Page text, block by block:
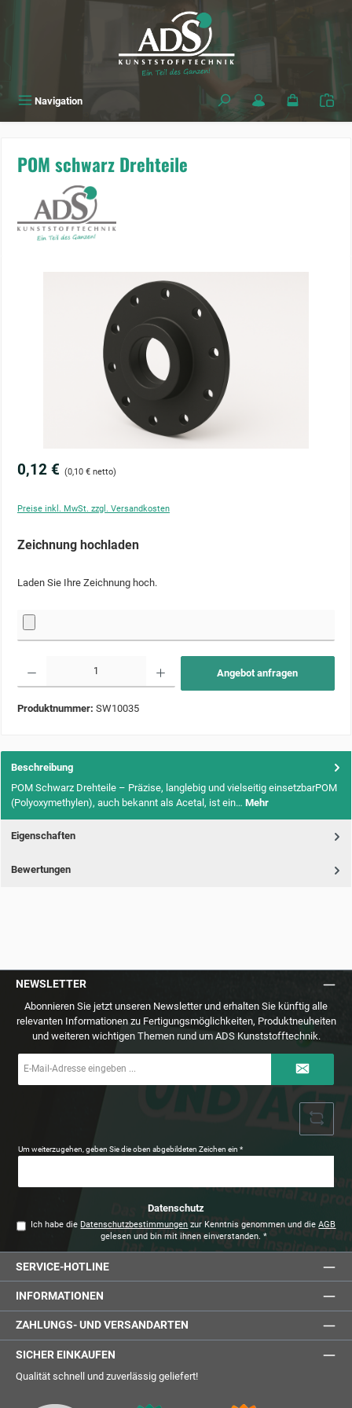
Navigation
POM schwarz Drehteile
0,12 € (0,10 € netto)
Preise inkl. MwSt. zzgl. Versandkosten
Zeichnung hochladen
Laden Sie Ihre Zeichnung hoch.
Angebot anfragen
Produktnummer: SW10035
Beschreibung
POM Schwarz Drehteile – Präzise, langlebig und vielseitig einsetzbarPOM
(Polyoxymethylen), auch bekannt als Acetal, ist ein… Mehr
Eigenschaften
Bewertungen
NEWSLETTER
Abonnieren Sie jetzt unseren Newsletter und erhalten Sie künftig alle
relevanten Informationen zu Fertigungsmöglichkeiten, Produktneuheiten
und weiteren wichtigen Themen rund um ADS Kunststofftechnik.
Mail-
Um weiterzugehen, geben Sie die oben abgebildeten Zeichen ein*
Datenschutz
Ich habe die Datenschutzbestimmungen zur Kenntnis genommen und dieAGB
gelesen und bin mit ihnen einverstanden. *
SERVICE-HOTLINE
INFORMATIONEN
ZAHLUNGS- UND VERSANDARTEN
SICHER EINKAUFEN
Qualität schnell und zuverlässig geliefert!